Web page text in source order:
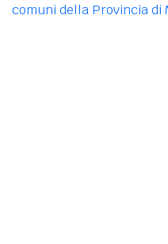
comuni della Provincia di